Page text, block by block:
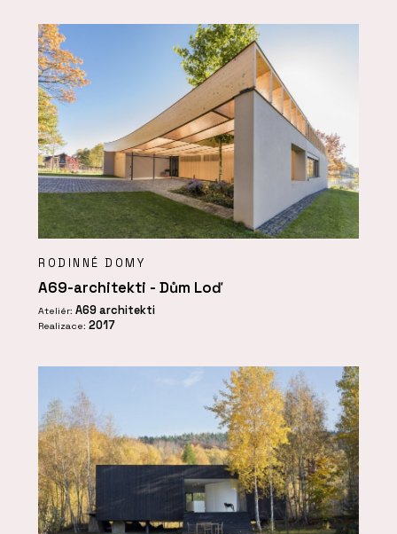
RODINNÉ DOMY
A69-architekti - Dům Loď
Ateliér: A69 architekti
Realizace: 2017